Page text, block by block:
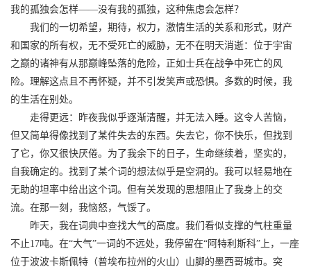
我的孤独会怎样——没有我的孤独，这种焦虑会怎样？
我们的一切希望，期待，权力，激情生活的关系和形式，财产
和国家的所有权，无不受死亡的威胁，无不在明天消逝：位于宇宙
之巅的诸神有从那巅峰坠落的危险，正如士兵在战争中死亡的风
险。理解这点且不再怀疑，并不引发笑声或恐惧。多数的时候，我
的生活在别处。
走得更远：昨夜我似乎逐渐清醒，并无法入睡。这令人苦恼，
但又简单得像找到了某件失去的东西。失去它，你不快乐，但找到
了它，你又很快厌倦。为了我余下的日子，生命继续着，坚实的，
自我确定的。找到了某个词的想法似乎是空洞的。我可以轻易地在
无助的坦率中给出这个词。但有关发现的思想阻止了我身上的交
流。在那一刻，我恼怒，气馁了。
昨天，我在词典中查找大气的高度。我们看似支撑的气柱重量
不止17吨。在“大气”一词的不远处，我停留在“阿特利斯科”上，一座
位于波波卡斯佩特（普埃布拉州的火山）山脚的墨西哥城市。突